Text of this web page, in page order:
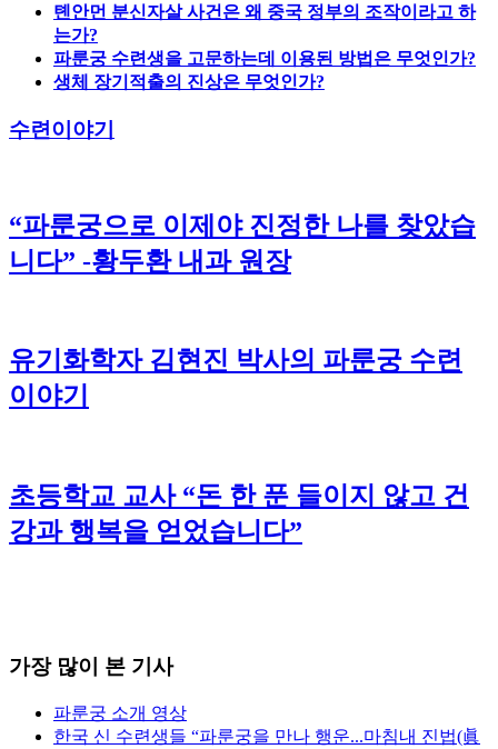
톈안먼 분신자살 사건은 왜 중국 정부의 조작이라고 하
는가?
파룬궁 수련생을 고문하는데 이용된 방법은 무엇인가?
생체 장기적출의 진상은 무엇인가?
수련이야기
“파룬궁으로 이제야 진정한 나를 찾았습
니다” -황두환 내과 원장
유기화학자 김현진 박사의 파룬궁 수련
이야기
초등학교 교사 “돈 한 푼 들이지 않고 건
강과 행복을 얻었습니다”
가장 많이 본 기사
파룬궁 소개 영상
한국 신 수련생들 “파룬궁을 만나 행운...마침내 진법(眞